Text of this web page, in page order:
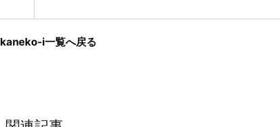
kaneko-i一覧へ戻る